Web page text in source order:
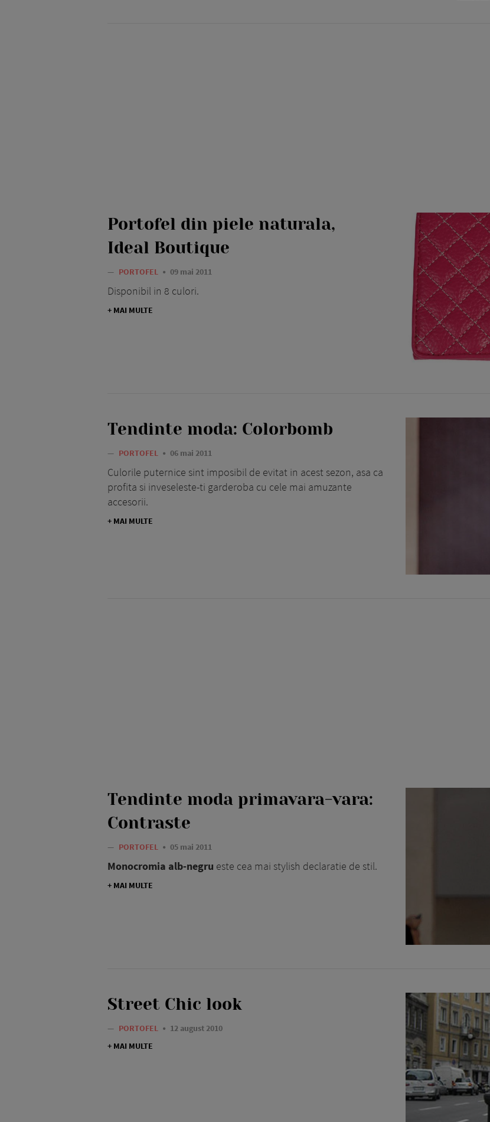
Portofel din piele naturala,
Ideal Boutique
— PORTOFEL 09 mai 2011
Disponibil in 8 culori.
+ MAI MULTE
Tendinte moda: Colorbomb
— PORTOFEL 06 mai 2011
Culorile puternice sint imposibil de evitat in acest sezon, asa ca
profita si inveseleste-ti garderoba cu cele mai amuzante
accesorii.
+ MAI MULTE
Tendinte moda primavara-vara:
Contraste
— PORTOFEL 05 mai 2011
Monocromia alb-negru este cea mai stylish declaratie de stil.
+ MAI MULTE
Street Chic look
— PORTOFEL
12 august 2010
+ MAI MULTE